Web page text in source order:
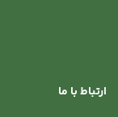
ارتباط با ما